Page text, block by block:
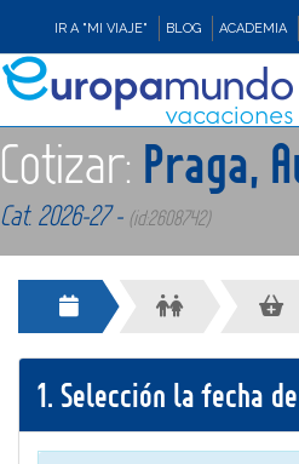
IR A "MI VIAJE" BLOG ACADEMIA
ASIA
ORIENTE
Cotizar: Praga,
Cat. 2026-27 - (id:2608742)
1. Selección la fecha